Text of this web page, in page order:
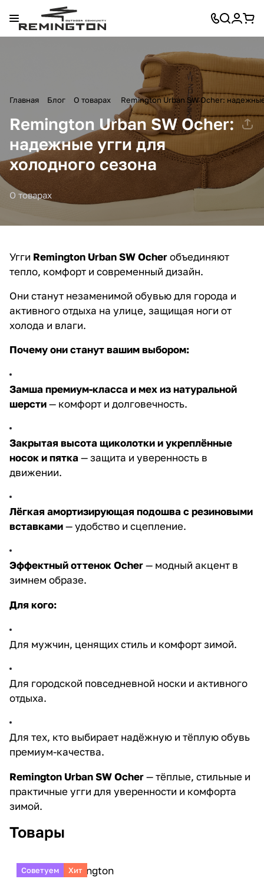
Главная Блог О товарах Remington Urban SW Ocher:
Remington Urban SW Ocher:
надежные угги для
холодного сезона
О товарах
Угги Remington Urban SW Ocherобъединяют
тепло, комфорт и современный дизайн.
Они станут незаменимой обувью для города и
активного отдыха на улице, защищая ноги от
холода и влаги.
Почему они станут вашим выбором:
Замша премиум-класса и мех из натуральной
шерсти— комфорт и долговечность.
Закрытая высота щиколотки и укреплённые
носок и пятка— защита и уверенность в
движении.
Лёгкая амортизирующая подошва с резиновыми
вставками— удобство и сцепление.
Эффектный оттенок Ocher— модный акцент в
зимнем образе.
Для кого:
Для мужчин, ценящих стиль и комфорт зимой.
Для городской повседневной носки и активного
отдыха.
Для тех, кто выбирает надёжную и тёплую обувь
премиум-качества.
Remington Urban SW Ocher— тёплые, стильные и
практичные угги для уверенности и комфорта
зимой.
Товары
Советуем Хит